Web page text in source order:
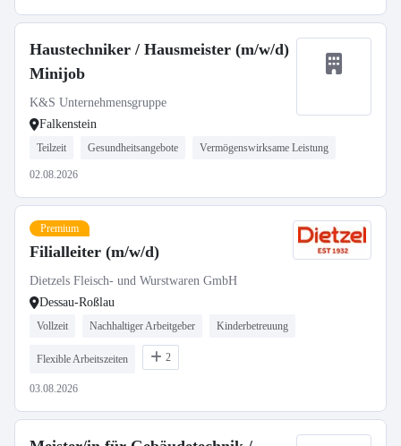
Haustechniker / Hausmeister (m/w/d)
Minijob
K&S Unternehmensgruppe
Falkenstein
Teilzeit Gesundheitsangebote Vermögenswirksame Leistung
02.08.2026
Premium
Filialleiter (m/w/d)
Dietzels Fleisch- und Wurstwaren GmbH
Dessau-Roßlau
Vollzeit Nachhaltiger Arbeitgeber Kinderbetreuung
Flexible Arbeitszeiten 2
03.08.2026